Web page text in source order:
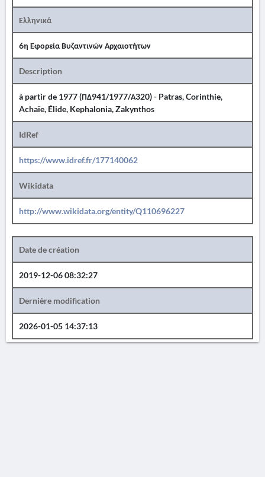
Ελληνικά
6η Εφορεία Βυζαντινών Αρχαιοτήτων
Description
à partir de 1977 (ΠΔ941/1977/Α320) - Patras, Corinthie,
Achaïe, Élide, Kephalonia, Zakynthos
IdRef
https://www.idref.fr/177140062
Wikidata
http://www.wikidata.org/entity/Q110696227
Date de création
2019-12-06 08:32:27
Dernière modification
2026-01-05 14:37:13